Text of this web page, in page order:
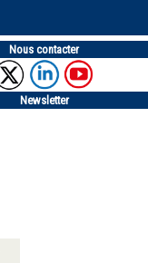
Nous contacter
Newsletter